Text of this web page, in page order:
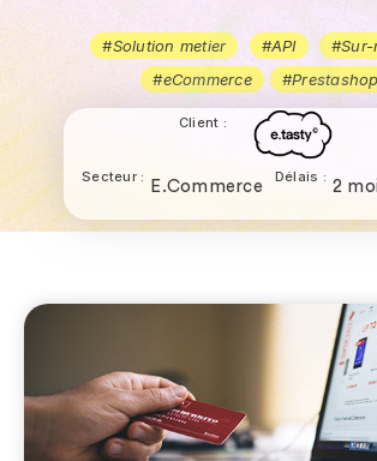
#Solution metier #API
#Sur-
#eCommerce
#Prestashop
Client :
Secteur :
E.Commerce
Délais :
2